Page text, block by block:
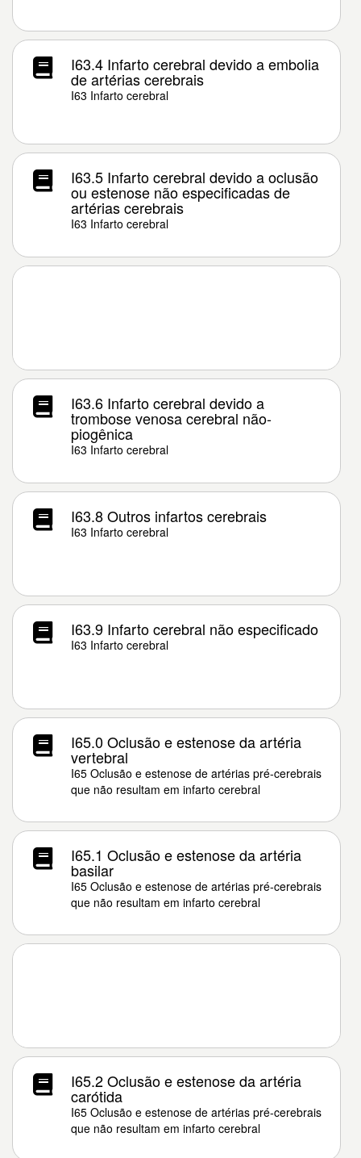
I63.4 Infarto cerebral devido a embolia
de artérias cerebrais
I63 Infarto cerebral
I63.5 Infarto cerebral devido a oclusão
ou estenose não especificadas de
artérias cerebrais
I63 Infarto cerebral
I63.6 Infarto cerebral devido a
trombose venosa cerebral não-
piogênica
I63 Infarto cerebral
I63.8 Outros infartos cerebrais
I63 Infarto cerebral
I63.9 Infarto cerebral não especificado
I63 Infarto cerebral
I65.0 Oclusão e estenose da artéria
vertebral
I65 Oclusão e estenose de artérias pré-cerebrais
que não resultam em infarto cerebral
I65.1 Oclusão e estenose da artéria
basilar
I65 Oclusão e estenose de artérias pré-cerebrais
que não resultam em infarto cerebral
I65.2 Oclusão e estenose da artéria
carótida
I65 Oclusão e estenose de artérias pré-cerebrais
que não resultam em infarto cerebral